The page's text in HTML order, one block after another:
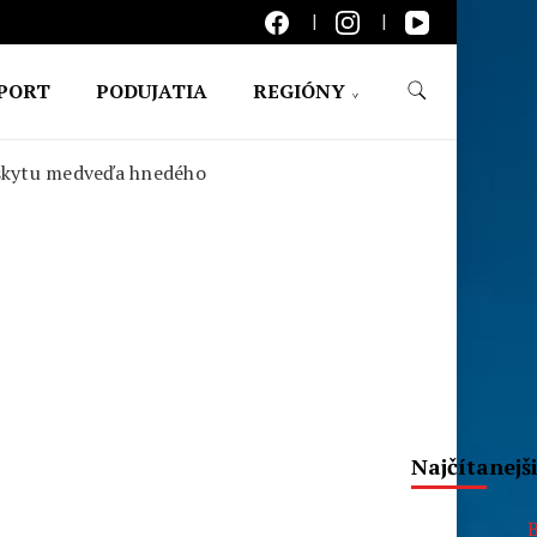
PODUJATIA REGIÓNY
medveďa hnedého